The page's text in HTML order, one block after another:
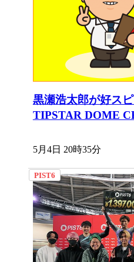
黒瀬浩太郎が好ス
TIPSTAR DOME
5月4日 20時35分